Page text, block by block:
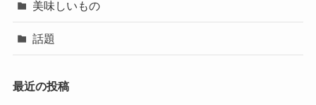
美味しいもの
話題
最近の投稿